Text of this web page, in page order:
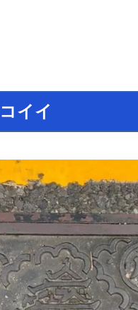
イイ